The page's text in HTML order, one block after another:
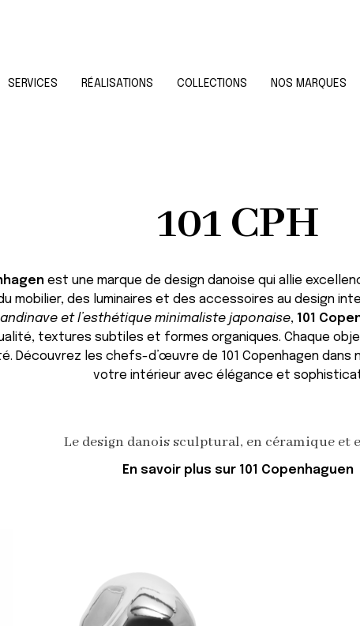
SERVICES RÉALISATIONS COLLECTIONS NOS MARQUES
101 CPH
est une marque de design danoise qui allie
mobilier, des luminaires et des accessoires au design
et l’esthétique minimaliste japonaise, 101
textures subtiles et formes organiques. Chaque
Découvrez les chefs-d’œuvre de 101 Copenhagen
votre intérieur avec élégance et
Le design danois sculptural, en céramique et
En savoir plus sur 101 Copenhaguen